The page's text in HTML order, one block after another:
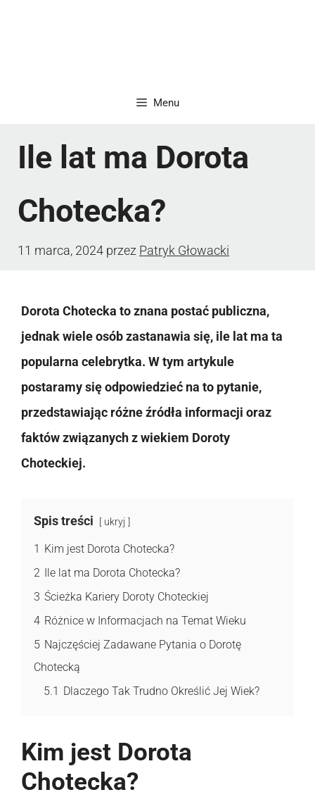
Menu
Ile lat ma Dorota
Chotecka?
11 marca, 2024 przez Patryk Głowacki
Dorota Chotecka to znana postać publiczna,
jednak wiele osób zastanawia się, ile lat ma ta
popularna celebrytka. W tym artykule
postaramy się odpowiedzieć na to pytanie,
przedstawiając różne źródła informacji oraz
faktów związanych z wiekiem Doroty
Choteckiej.
Spis treści ukryj
1 Kim jest Dorota Chotecka?
2 Ile lat ma Dorota Chotecka?
3 Ścieżka Kariery Doroty Choteckiej
4 Różnice w Informacjach na Temat Wieku
5 Najczęściej Zadawane Pytania o Dorotę
Chotecką
5.1 Dlaczego Tak Trudno Określić Jej Wiek?
Kim jest Dorota
Chotecka?